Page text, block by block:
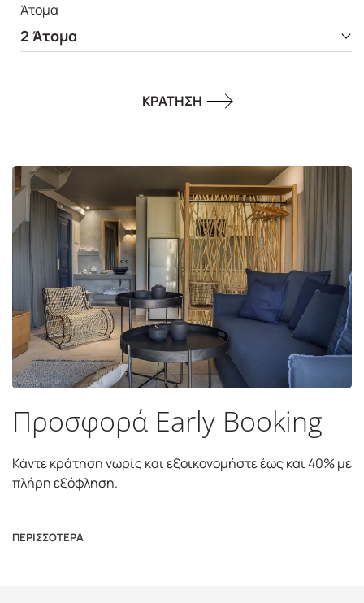
Άτομα
2 Άτομα
ΚΡΑΤΗΣΗ
Προσφορά Early Booking
Κάντε κράτηση νωρίς και εξοικονομήστε έως και 40% με
πλήρη εξόφληση.
ΠΕΡΙΣΣΟΤΕΡΑ